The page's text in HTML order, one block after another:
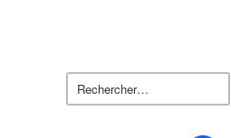
Rechercher :